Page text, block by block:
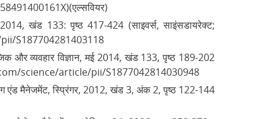
2014, खंड 133: पृष्ठ 417-424 (साइवर्स, साइंसडायरेक्ट;
S187704281403118
और व्यवहार विज्ञान, मई 2014, खंड 133, पृष्ठ 189-202
science/article/pii/S1877042814030948
एंड मैनेजमेंट, स्प्रिंगर, 2012, खंड 3, अंक 2, पृष्ठ 122-144